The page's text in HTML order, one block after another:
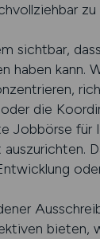
sichtbar,
haben kann.
die
Jobbörse
bieten,